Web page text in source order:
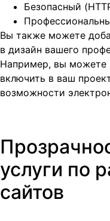
Безопасный
Вы также можете
в дизайн вашего
Например, вы можете
включить в ваш
возможности
услуги по
сайтов